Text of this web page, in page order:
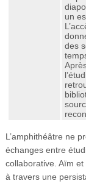
un
des
L’amphithéâtre ne
échanges entre
collaborative. Aïm
à travers une